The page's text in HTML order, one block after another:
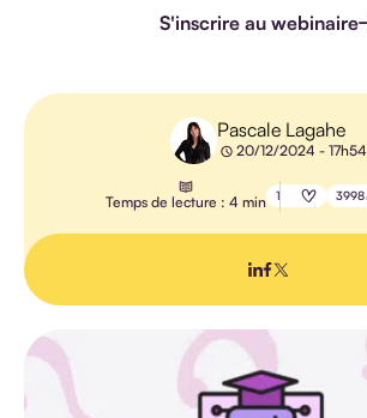
PÉDAGOGIE
ARTICLES
S'inscrire au webinaire
Pascale Lagahe
20/12/2024 - 17h54
Temps de lecture : 4 min 1 3998